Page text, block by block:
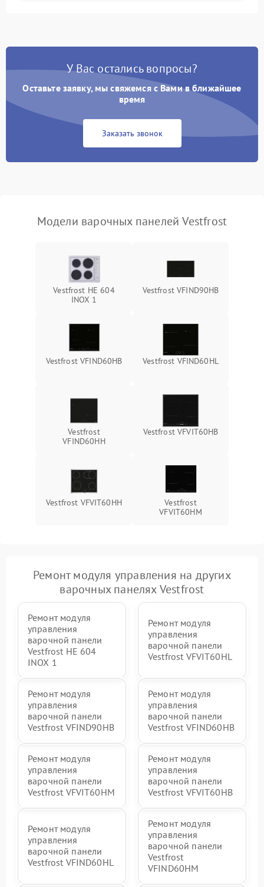
У Вас остались вопросы?
Оставьте заявку, мы свяжемся с Вами в ближайшее
время
Заказать звонок
Модели варочных панелей Vestfrost
Vestfrost HE 604
INOX 1
Vestfrost VFIND90HB
Vestfrost VFIND60HB Vestfrost VFIND60HL
Vestfrost
VFIND60HH
Vestfrost VFVIT60HB
Vestfrost VFVIT60HH
Vestfrost
VFVIT60HM
Ремонт модуля управления на других
варочных панелях Vestfrost
Ремонт модуля
управления
варочной панели
Vestfrost HE 604
INOX 1
Ремонт модуля
управления
варочной панели
Vestfrost VFVIT60HL
Ремонт модуля
управления
варочной панели
Vestfrost VFIND90HB
Ремонт модуля
управления
варочной панели
Vestfrost VFIND60HB
Ремонт модуля
управления
варочной панели
Vestfrost VFVIT60HM
Ремонт модуля
управления
варочной панели
Vestfrost VFVIT60HB
Ремонт модуля
управления
варочной панели
Vestfrost VFIND60HL
Ремонт модуля
управления
варочной панели
Vestfrost
VFIND60HM